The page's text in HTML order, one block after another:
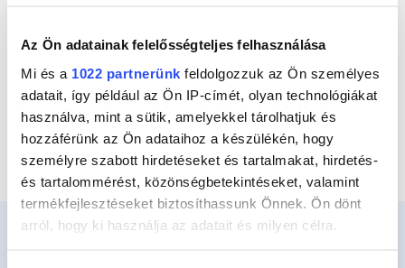
Az Ön adatainak felelősségteljes felhasználása
Mi és a 1022 partnerünk feldolgozzuk az Ön személyes
adatait, így például az Ön IP-címét, olyan technológiákat
használva, mint a sütik, amelyekkel tárolhatjuk és
hozzáférünk az Ön adataihoz a készülékén, hogy
személyre szabott hirdetéseket és tartalmakat, hirdetés-
és tartalommérést, közönségbetekintéseket, valamint
termékfejlesztéseket biztosíthassunk Önnek. Ön dönt
arról, hogy ki használja az adatait és milyen célra.
Merev műanyag
Rugalmas műanyag
PVC csövek